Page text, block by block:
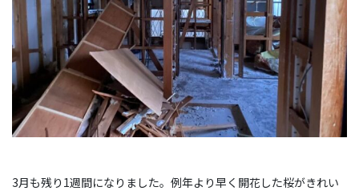
3月も残り1週間になりました。例年より早く開花した桜がきれい